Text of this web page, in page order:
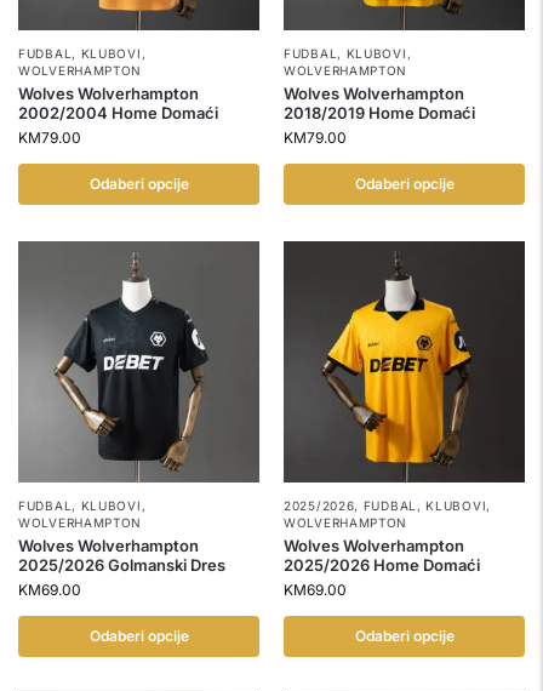
FUDBAL , KLUBOVI ,
WOLVERHAMPTON
Wolves Wolverhampton
2002/2004 Home Domaći
KM79.00
Odaberi opcije
FUDBAL , KLUBOVI ,
WOLVERHAMPTON
Wolves Wolverhampton
2018/2019 Home Domaći
KM79.00
Odaberi opcije
FUDBAL , KLUBOVI ,
WOLVERHAMPTON
Wolves Wolverhampton
2025/2026 Golmanski Dres
KM69.00
Odaberi opcije
2025/2026, FUDBAL ,KLUBOVI,
WOLVERHAMPTON
Wolves Wolverhampton
2025/2026 Home Domaći
KM69.00
Odaberi opcije